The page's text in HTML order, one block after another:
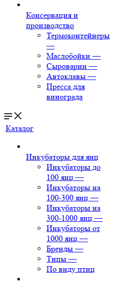
Консервация и
производство
Термоконтейнеры
—
Маслобойки —
Сыроварни —
Автоклавы —
Пресса для
винограда
Каталог
Инкубаторы для яиц
Инкубаторы до
100 яиц —
Инкубаторы на
100-300 яиц —
Инкубаторы на
300-1000 яиц —
Инкубаторы от
1000 яиц —
Бренды —
Типы —
По виду птиц